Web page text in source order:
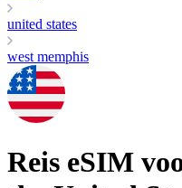
united states
west memphis
Reis eSIM